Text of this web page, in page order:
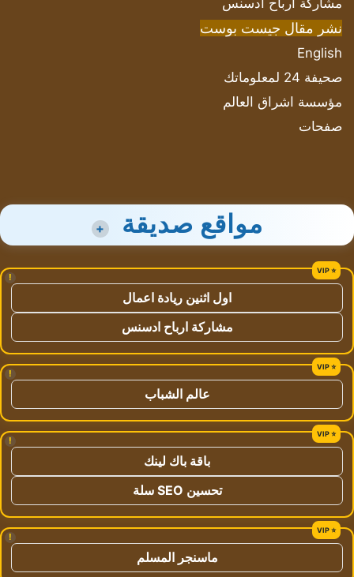
مشاركة أرباح ادسنس
نشر مقال جيست بوست
English
صحيفة 24 لمعلوماتك
مؤسسة اشراق العالم
صفحات
مواقع صديقة +
!
اول اثنين ريادة اعمال
مشاركة ارباح ادسنس
!
عالم الشباب
!
باقة باك لينك
تحسين SEO سلة
!
ماسنجر المسلم